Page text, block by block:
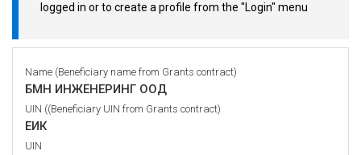
logged in or to create a profile from the "Login" menu
Name (Beneficiary name from Grants contract)
БМН ИНЖЕНЕРИНГ ООД
UIN ((Beneficiary UIN from Grants contract)
ЕИК
UIN